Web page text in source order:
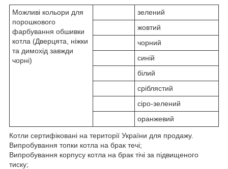
Можливі кольори для
порошкового
фарбування обшивки
котла (Дверцята, ніжки
та димохід завжди
чорні)
зелений
жовтий
чорний
синій
білий
сріблястий
сіро-зелений
оранжевий
Котли сертифіковані на території України для продажу.
Випробування топки котла на брак течі;
Випробування корпусу котла на брак тічі за підвищеного
тиску;